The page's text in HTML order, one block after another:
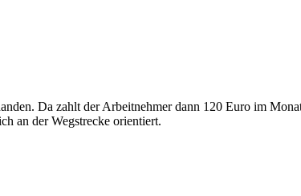
Da zahlt der Arbeitnehmer dann 120 Euro im
an der Wegstrecke orientiert.